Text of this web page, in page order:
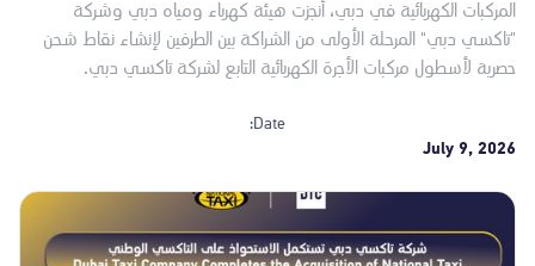
المركبات الكهربائية في دبي، أنجزت هيئة كهرباء ومياه دبي وشركة
"تاكسي دبي" المرحلة الأولى من الشراكة بين الطرفين لإنشاء نقاط شحن
حصرية لأسطول مركبات الأجرة الكهربائية التابع لشركة تاكسي دبي.
Date:
July 9, 2026